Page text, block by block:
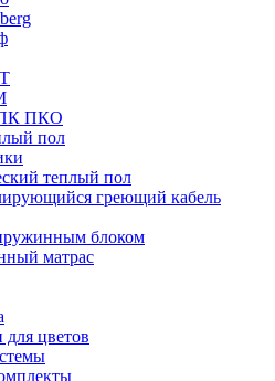
ПКО
пол
теплый пол
греющий кабель
блоком
матрас
для цветов